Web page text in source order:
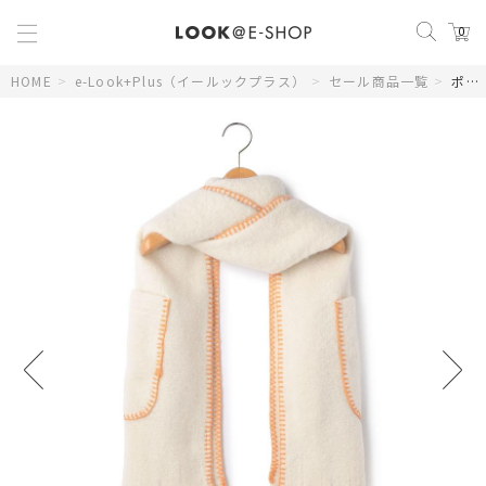
0
HOME > e-Look+Plus（イールックプラス） > セール商品一覧 > ポケット付きストール